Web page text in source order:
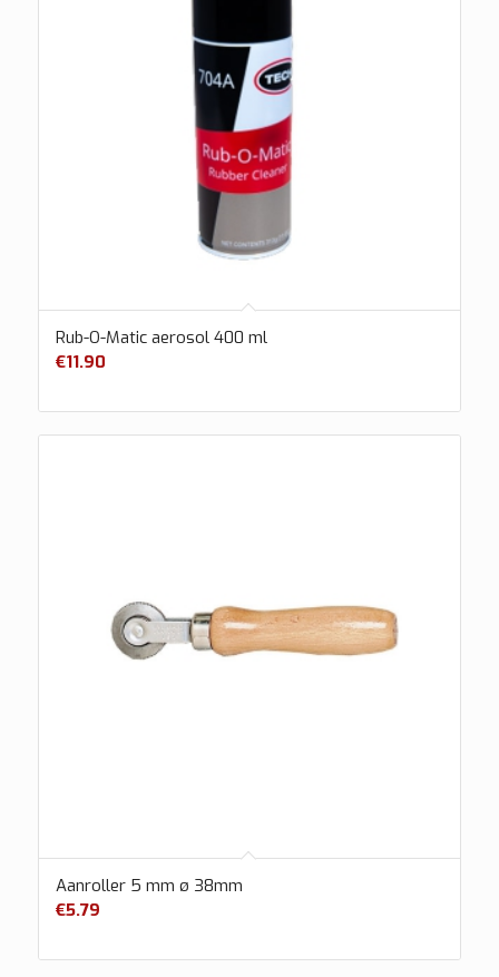
Rub-O-Matic aerosol 400 ml
€11.90
Aanroller 5 mm ø 38mm
€5.79